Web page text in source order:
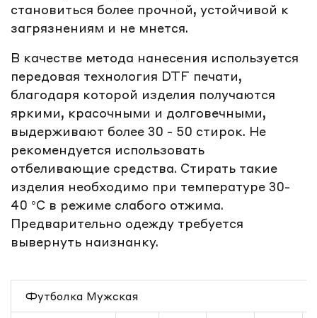
становиться более прочной, устойчивой к
загрязнениям и не мнется.
В качестве метода нанесения используется
передовая технология DTF печати,
благодаря которой изделия получаются
яркими, красочными и долговечными,
выдерживают более 30 - 50 стирок. Не
рекомендуется использовать
отбеливающие средства. Стирать такие
изделия необходимо при температуре 30-
40 °C в режиме слабого отжима.
Предварительно одежду требуется
вывернуть наизнанку.
Футболка Мужская